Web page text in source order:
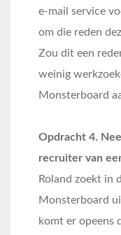
e-mail service
om die reden
Zou dit een
weinig
Monsterboard
Opdracht 4.
recruiter van
Roland zoekt in
Monsterboard
komt er opeens